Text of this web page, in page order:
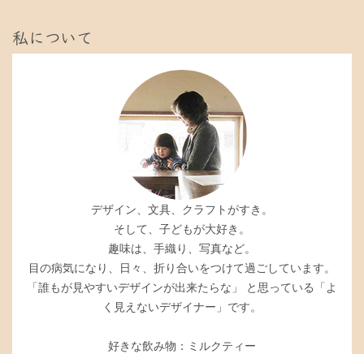
私について
デザイン、文具、クラフトがすき。
そして、子どもが大好き。
趣味は、手織り、写真など。
目の病気になり、日々、折り合いをつけて過ごしています。
「誰もが見やすいデザインが出来たらな」 と思っている「よ
く見えないデザイナー」です。
好きな飲み物：ミルクティー